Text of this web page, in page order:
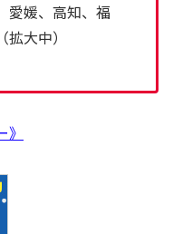
愛媛、高知、福
大中）